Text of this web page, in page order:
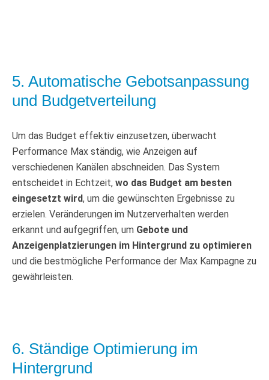
5. Automatische Gebotsanpassung
und Budgetverteilung
Um das Budget effektiv einzusetzen, überwacht
Performance Max ständig, wie Anzeigen auf
verschiedenen Kanälen abschneiden. Das System
entscheidet in Echtzeit, wo das Budget am besten
eingesetzt wird, um die gewünschten Ergebnisse zu
erzielen. Veränderungen im Nutzerverhalten werden
erkannt und aufgegriffen, um Gebote und
Anzeigenplatzierungen im Hintergrund zu optimieren
und die bestmögliche Performance der Max Kampagne zu
gewährleisten.
6. Ständige Optimierung im
Hintergrund